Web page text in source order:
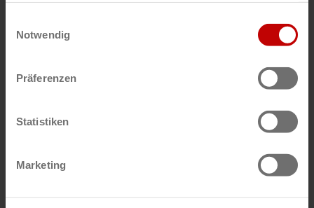
Notwendig
Präferenzen
Statistiken
Marketing
Stahl CraneSystems GmbH